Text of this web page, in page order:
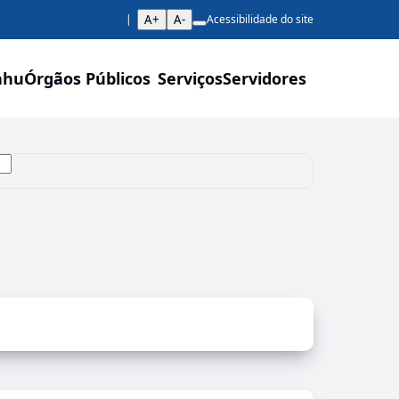
A+ A- Acessibilidade do site
Órgãos Públicos ServiçosServidores